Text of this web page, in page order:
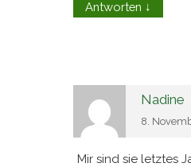
Antworten ↓
Nadine
8.
Mir sind sie letztes